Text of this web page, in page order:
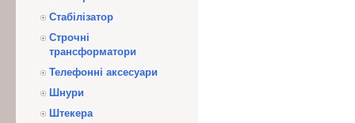
Стабілізатор
Строчні
трансформатори
Телефонні аксесуари
Шнури
Штекера